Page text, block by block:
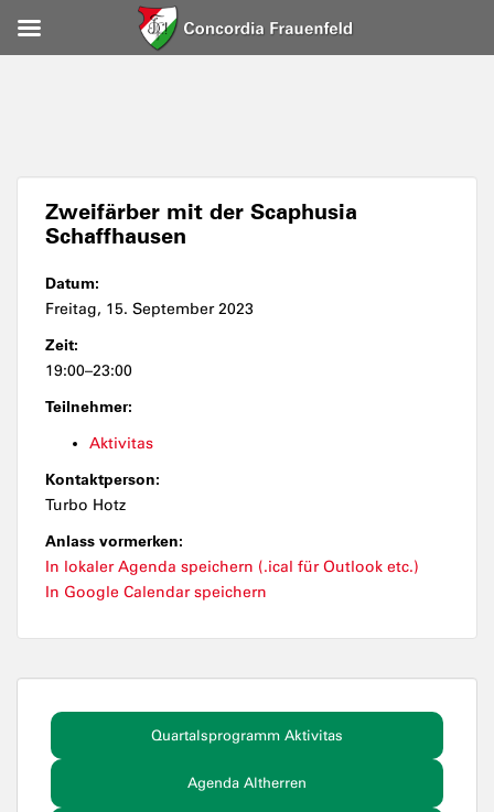
Zweifärber mit der Scaphusia
Schaffhausen
Datum:
Freitag, 15. September 2023
Zeit:
19:00–23:00
Teilnehmer:
Aktivitas
Kontaktperson:
Turbo Hotz
Anlass vormerken:
In lokaler Agenda speichern (.ical für Outlook etc.)
In Google Calendar speichern
Quartalsprogramm Aktivitas
Agenda Altherren